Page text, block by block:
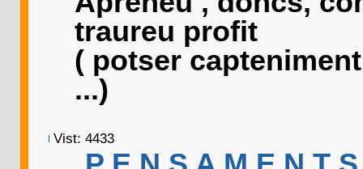
traureu profit
( potser
...)
Vist: 4433